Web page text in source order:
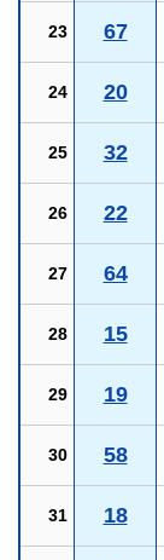
23 67
24 20
25 32
26 22
27 64
28 15
29 19
30 58
31 18